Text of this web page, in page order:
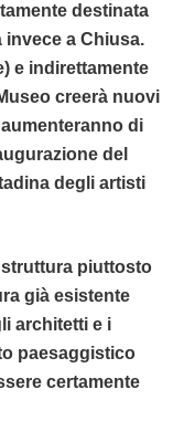
des­ti­na­ta
invece a Chiusa.
e indi­ret­ta­mente
creerà nuovi
di
del
degli artisti
piut­tosto
già esistente
architet­ti e i
pae­sag­gis­ti­co
cer­ta­mente